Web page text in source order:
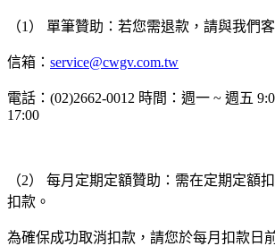
（1） 單筆贊助：若您需退款，請與我們
信箱： service@cwgv.com.tw
電話：(02)2662-0012 時間：週一 ~ 週五
17:00
（2） 每月定期定額贊助：需在定期定額
扣款。
為確保成功取消扣款，請您於每月扣款日